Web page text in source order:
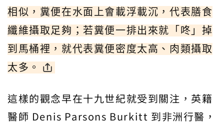
相似，糞便在水面上會載浮載沉，代表膳食
纖維攝取足夠；若糞便一排出來就「咚」掉
到馬桶裡，就代表糞便密度太高、肉類攝取
太多。
這樣的觀念早在十九世紀就受到關注，英籍
醫師 Denis Parsons Burkitt 到非洲行醫，